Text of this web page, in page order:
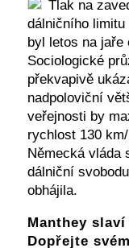
Tlak na
dálničního
byl letos na jaře
Sociologické
překvapivě
nadpoloviční
veřejnosti by
rychlost 130
Německá vláda
dálniční
obhájila.
Manthey slaví
Dopřejte